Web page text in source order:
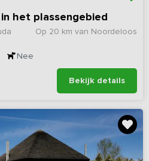
het plassengebied
Op 20 km van Noordeloos
Nee
Bekijk details